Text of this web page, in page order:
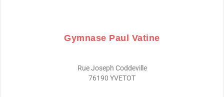
Gymnase Paul Vatine
Rue Joseph Coddeville
76190 YVETOT